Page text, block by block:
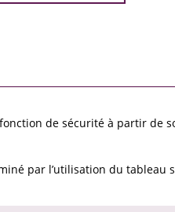
de sécurité à partir de
par l’utilisation du tableau